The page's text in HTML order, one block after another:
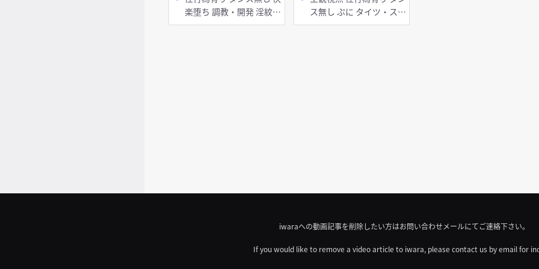
楽堕ち 調教・開発 淫紋
痴女・ビッチ 貧乳 ぷに
ス無し ぷに タイツ・スト
ッキング バニーガール
iwaraへの動画記事を削除したい方はお問い合わせメールにてご連絡下さい。
If you would like to remove a video article to iwara, please contact us by email for